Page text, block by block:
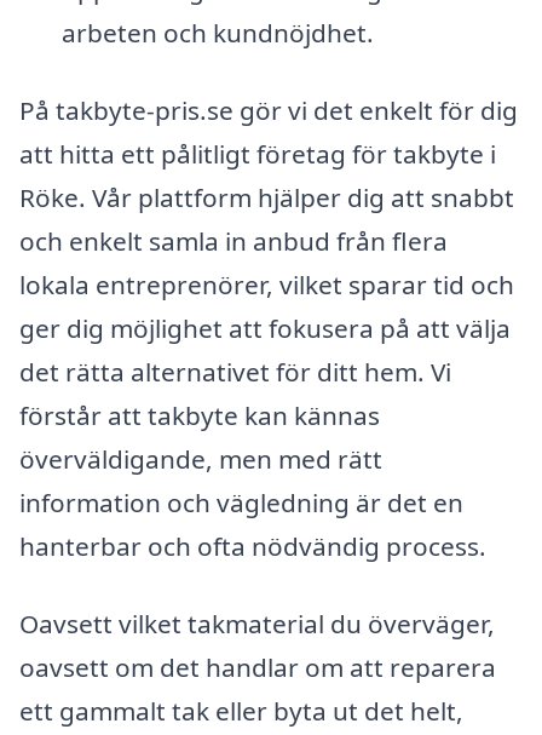
arbeten och kundnöjdhet.
På takbyte-pris.se gör vi det enkelt för dig
att hitta ett pålitligt företag för takbyte i
Röke. Vår plattform hjälper dig att snabbt
och enkelt samla in anbud från flera
lokala entreprenörer, vilket sparar tid och
ger dig möjlighet att fokusera på att välja
det rätta alternativet för ditt hem. Vi
förstår att takbyte kan kännas
överväldigande, men med rätt
information och vägledning är det en
hanterbar och ofta nödvändig process.
Oavsett vilket takmaterial du överväger,
oavsett om det handlar om att reparera
ett gammalt tak eller byta ut det helt,